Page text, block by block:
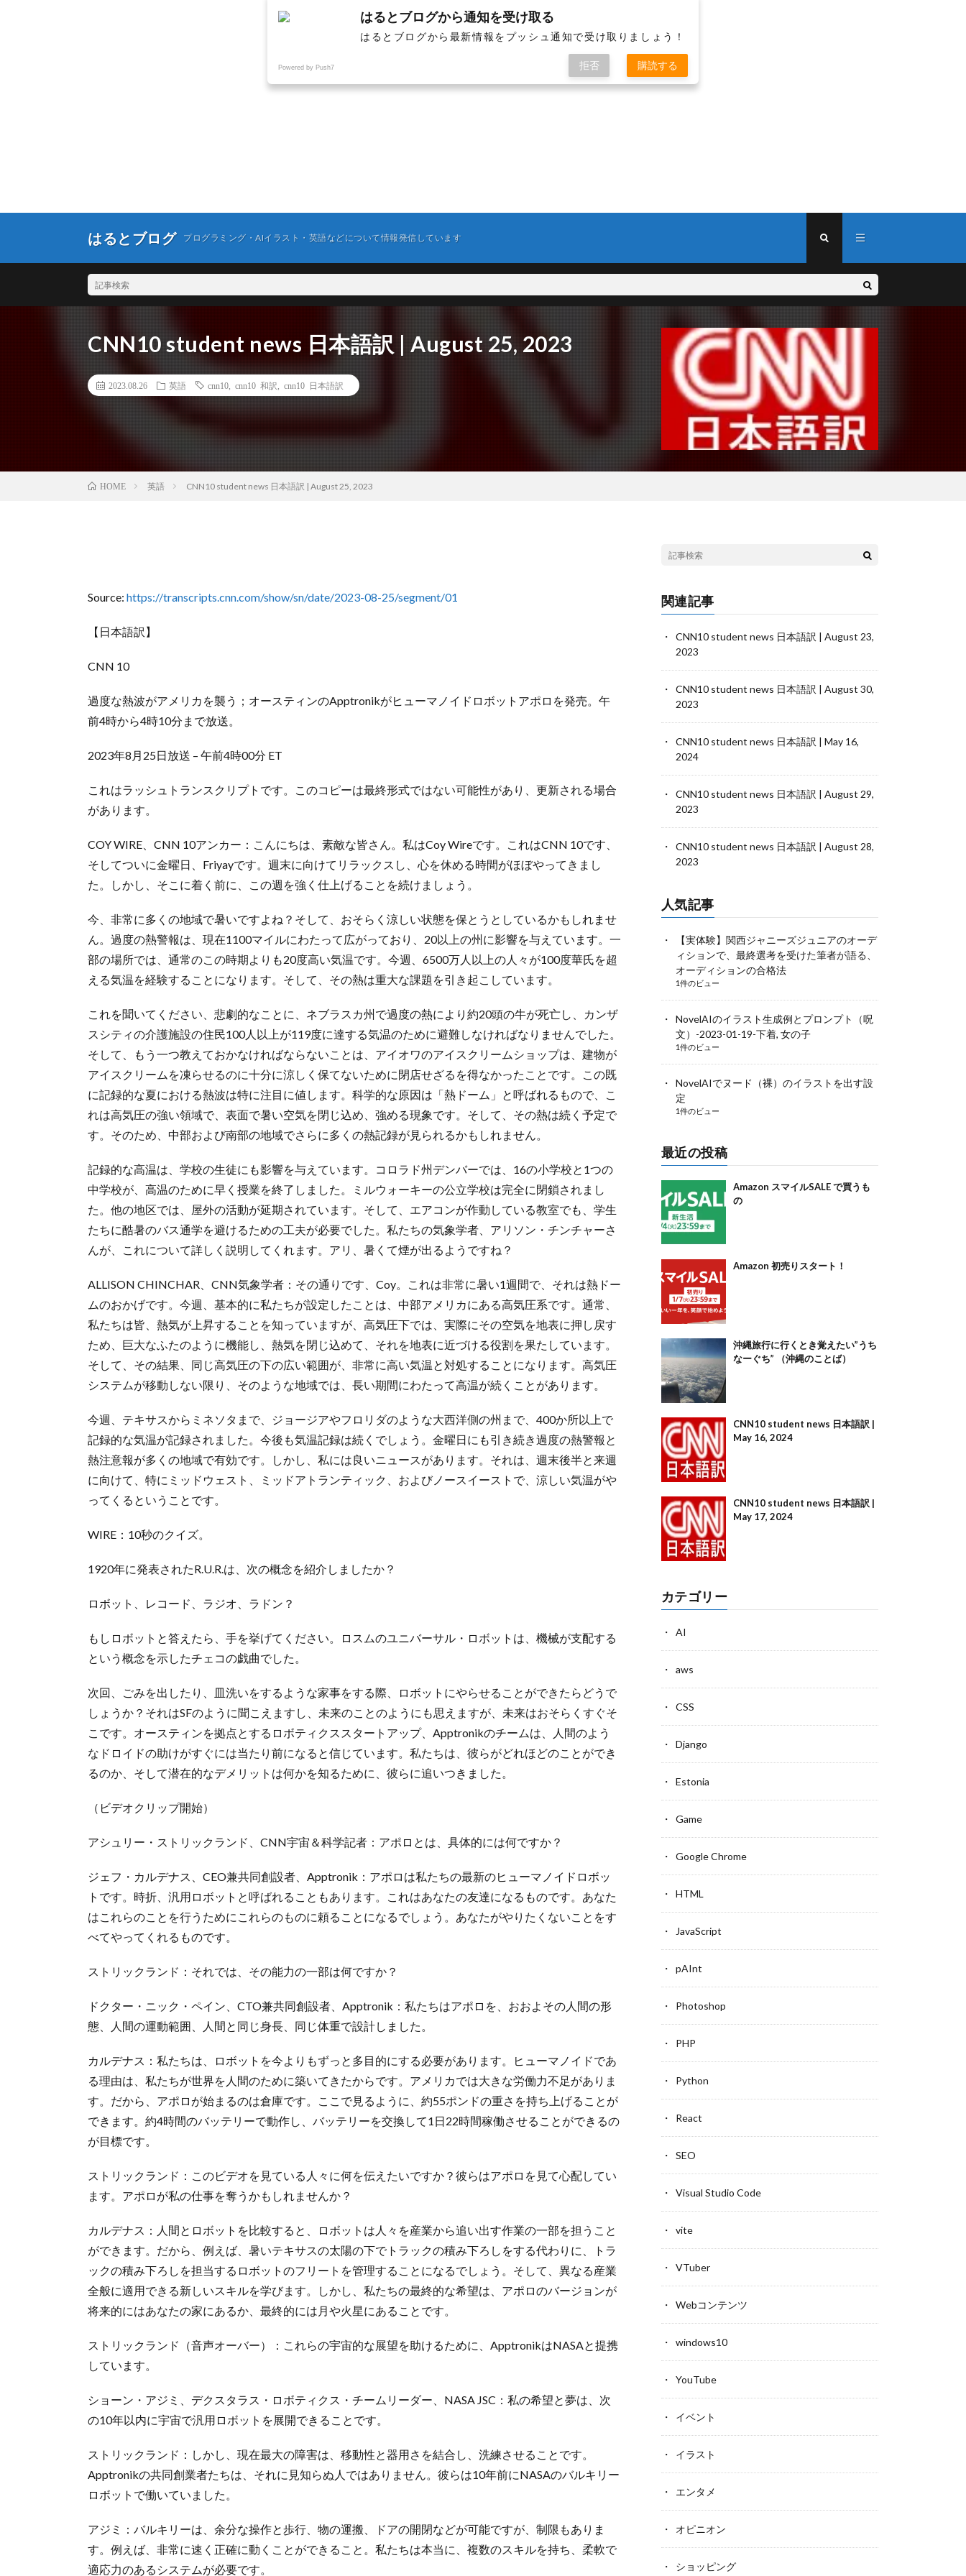
はるとブログ プログラミング・AIイラスト・英語などについて情報発信しています
CNN10 student news 日本語訳 | August 25, 2023
2023.08.26 英語 cnn10 cnn10 和訳 cnn10 日本語訳
HOME 英語 CNN10 student news 日本語訳 | August 25, 2023
Source: https://transcripts.cnn.com/show/sn/date/2023-08-25/segment/01
【日本語訳】
CNN 10
過度な熱波がアメリカを襲う；オースティンのApptronikがヒューマノイドロボットアポロを発売。午
前4時から4時10分まで放送。
2023年8月25日放送 – 午前4時00分 ET
これはラッシュトランスクリプトです。このコピーは最終形式ではない可能性があり、更新される場合
があります。
COY WIRE、CNN 10アンカー：こんにちは、素敵な皆さん。私はCoy Wireです。これはCNN 10です、
そしてついに金曜日、Friyayです。週末に向けてリラックスし、心を休める時間がほぼやってきまし
た。しかし、そこに着く前に、この週を強く仕上げることを続けましょう。
今、非常に多くの地域で暑いですよね？そして、おそらく涼しい状態を保とうとしているかもしれませ
ん。過度の熱警報は、現在1100マイルにわたって広がっており、20以上の州に影響を与えています。一
部の場所では、通常のこの時期よりも20度高い気温です。今週、6500万人以上の人々が100度華氏を超
える気温を経験することになります。そして、その熱は重大な課題を引き起こしています。
これを聞いてください、悲劇的なことに、ネブラスカ州で過度の熱により約20頭の牛が死亡し、カンザ
スシティの介護施設の住民100人以上が119度に達する気温のために避難しなければなりませんでした。
そして、もう一つ教えておかなければならないことは、アイオワのアイスクリームショップは、建物が
アイスクリームを凍らせるのに十分に涼しく保てないために閉店せざるを得なかったことです。この既
に記録的な夏における熱波は特に注目に値します。科学的な原因は「熱ドーム」と呼ばれるもので、こ
れは高気圧の強い領域で、表面で暑い空気を閉じ込め、強める現象です。そして、その熱は続く予定で
す。そのため、中部および南部の地域でさらに多くの熱記録が見られるかもしれません。
記録的な高温は、学校の生徒にも影響を与えています。コロラド州デンバーでは、16の小学校と1つの
中学校が、高温のために早く授業を終了しました。ミルウォーキーの公立学校は完全に閉鎖されまし
た。他の地区では、屋外の活動が延期されています。そして、エアコンが作動している教室でも、学生
たちに酷暑のバス通学を避けるための工夫が必要でした。私たちの気象学者、アリソン・チンチャーさ
んが、これについて詳しく説明してくれます。アリ、暑くて煙が出るようですね？
ALLISON CHINCHAR、CNN気象学者：その通りです、Coy。これは非常に暑い1週間で、それは熱ドー
ムのおかげです。今週、基本的に私たちが設定したことは、中部アメリカにある高気圧系です。通常、
私たちは皆、熱気が上昇することを知っていますが、高気圧下では、実際にその空気を地表に押し戻す
ため、巨大なふたのように機能し、熱気を閉じ込めて、それを地表に近づける役割を果たしています。
そして、その結果、同じ高気圧の下の広い範囲が、非常に高い気温と対処することになります。高気圧
システムが移動しない限り、そのような地域では、長い期間にわたって高温が続くことがあります。
今週、テキサスからミネソタまで、ジョージアやフロリダのような大西洋側の州まで、400か所以上で
記録的な気温が記録されました。今後も気温記録は続くでしょう。金曜日にも引き続き過度の熱警報と
熱注意報が多くの地域で有効です。しかし、私には良いニュースがあります。それは、週末後半と来週
に向けて、特にミッドウェスト、ミッドアトランティック、およびノースイーストで、涼しい気温がや
ってくるということです。
WIRE：10秒のクイズ。
1920年に発表されたR.U.R.は、次の概念を紹介しましたか？
ロボット、レコード、ラジオ、ラドン？
もしロボットと答えたら、手を挙げてください。ロスムのユニバーサル・ロボットは、機械が支配する
という概念を示したチェコの戯曲でした。
次回、ごみを出したり、皿洗いをするような家事をする際、ロボットにやらせることができたらどうで
しょうか？それはSFのように聞こえますし、未来のことのようにも思えますが、未来はおそらくすぐそ
こです。オースティンを拠点とするロボティクススタートアップ、Apptronikのチームは、人間のよう
なドロイドの助けがすぐには当たり前になると信じています。私たちは、彼らがどれほどのことができ
るのか、そして潜在的なデメリットは何かを知るために、彼らに追いつきました。
（ビデオクリップ開始）
アシュリー・ストリックランド、CNN宇宙＆科学記者：アポロとは、具体的には何ですか？
ジェフ・カルデナス、CEO兼共同創設者、Apptronik：アポロは私たちの最新のヒューマノイドロボッ
トです。時折、汎用ロボットと呼ばれることもあります。これはあなたの友達になるものです。あなた
はこれらのことを行うためにこれらのものに頼ることになるでしょう。あなたがやりたくないことをす
べてやってくれるものです。
ストリックランド：それでは、その能力の一部は何ですか？
ドクター・ニック・ペイン、CTO兼共同創設者、Apptronik：私たちはアポロを、おおよその人間の形
態、人間の運動範囲、人間と同じ身長、同じ体重で設計しました。
カルデナス：私たちは、ロボットを今よりもずっと多目的にする必要があります。ヒューマノイドであ
る理由は、私たちが世界を人間のために築いてきたからです。アメリカでは大きな労働力不足がありま
す。だから、アポロが始まるのは倉庫です。ここで見るように、約55ポンドの重さを持ち上げることが
できます。約4時間のバッテリーで動作し、バッテリーを交換して1日22時間稼働させることができるの
が目標です。
ストリックランド：このビデオを見ている人々に何を伝えたいですか？彼らはアポロを見て心配してい
ます。アポロが私の仕事を奪うかもしれませんか？
カルデナス：人間とロボットを比較すると、ロボットは人々を産業から追い出す作業の一部を担うこと
ができます。だから、例えば、暑いテキサスの太陽の下でトラックの積み下ろしをする代わりに、トラ
ックの積み下ろしを担当するロボットのフリートを管理することになるでしょう。そして、異なる産業
全般に適用できる新しいスキルを学びます。しかし、私たちの最終的な希望は、アポロのバージョンが
将来的にはあなたの家にあるか、最終的には月や火星にあることです。
ストリックランド（音声オーバー）：これらの宇宙的な展望を助けるために、ApptronikはNASAと提携
しています。
ショーン・アジミ、デクスタラス・ロボティクス・チームリーダー、NASA JSC：私の希望と夢は、次
の10年以内に宇宙で汎用ロボットを展開できることです。
ストリックランド：しかし、現在最大の障害は、移動性と器用さを結合し、洗練させることです。
Apptronikの共同創業者たちは、それに見知らぬ人ではありません。彼らは10年前にNASAのバルキリー
ロボットで働いていました。
アジミ：バルキリーは、余分な操作と歩行、物の運搬、ドアの開閉などが可能ですが、制限もありま
す。例えば、非常に速く正確に動くことができること。私たちは本当に、複数のスキルを持ち、柔軟で
適応力のあるシステムが必要です。
関連記事
CNN10 student news 日本語訳 | August 23,
2023
CNN10 student news 日本語訳 | August 30,
2023
CNN10 student news 日本語訳 | May 16,
2024
CNN10 student news 日本語訳 | August 29,
2023
CNN10 student news 日本語訳 | August 28,
2023
人気記事
【実体験】関西ジャニーズジュニアのオーデ
ィションで、最終選考を受けた筆者が語る、
オーディションの合格法
1件のビュー
NovelAIのイラスト生成例とプロンプト（呪
文）-2023-01-19-下着, 女の子
1件のビュー
NovelAIでヌード（裸）のイラストを出す設
定
1件のビュー
最近の投稿
Amazon スマイルSALE で買うも
の
Amazon 初売りスタート！
沖縄旅行に行くとき覚えたい”うち
なーぐち” （沖縄のことば）
CNN10 student news 日本語訳 |
May 16, 2024
CNN10 student news 日本語訳 |
May 17, 2024
カテゴリー
AI
aws
CSS
Django
Estonia
Game
Google Chrome
HTML
JavaScript
pAInt
Photoshop
PHP
Python
React
SEO
Visual Studio Code
vite
VTuber
Webコンテンツ
windows10
YouTube
イベント
イラスト
エンタメ
オピニオン
ショッピング
はるとブログから通知を受け取る
はるとブログから最新情報をプッシュ通知で受け取りましょう！
Powered by Push7 拒否 購読する